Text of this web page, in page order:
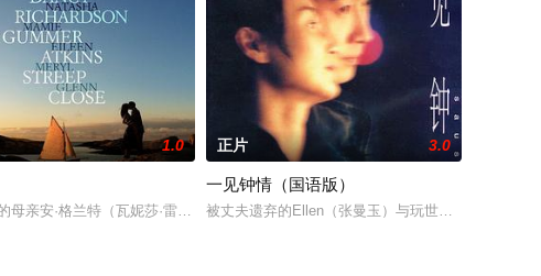
止装置，他将实现他梦想的事情！
North Wales, whe
1.0
母亲安·格兰特（瓦妮莎·雷德格瑞夫 Vanessa Redgrave饰）正挣扎在死亡的边缘，
正片 3.0
一见钟情（国语版）
被丈夫遗弃的Ellen（张曼玉）与玩世不恭的网络公